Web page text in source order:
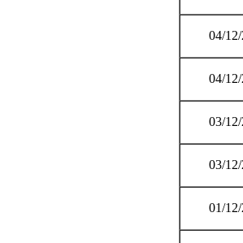
04/
04/
03/
03/
01/